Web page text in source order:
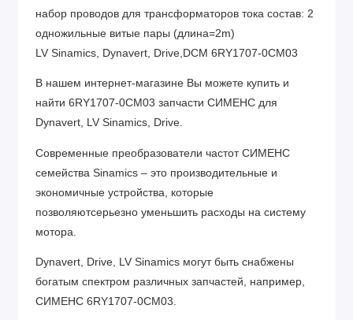
набор проводов для трансформаторов тока состав: 2
одножильные витые пары (длина=2m)
LV Sinamics, Dynavert, Drive,DCM 6RY1707-0CM03
В нашем интернет-магазине Вы можете купить и
найти 6RY1707-0CM03 запчасти СИМЕНС для
Dynavert, LV Sinamics, Drive.
Современные преобразователи частот СИМЕНС
семейства Sinamics – это производительные и
экономичные устройства, которые
позволяютсерьезно уменьшить расходы на систему
мотора.
Dynavert, Drive, LV Sinamics могут быть снабжены
богатым спектром различных запчастей, например,
СИМЕНС 6RY1707-0CM03.